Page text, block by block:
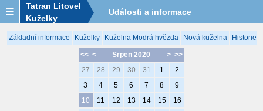
Tatran Litovel
Kuželky
Události a informace
Základní informace Kuželky Kuželna Modrá hvězda Nová kuželna Historie
<< < > >>
Srpen 2020
27
28 29 30 31 1
2
3
4 5 6 7 8
9
10
11 12 13 14 15
16